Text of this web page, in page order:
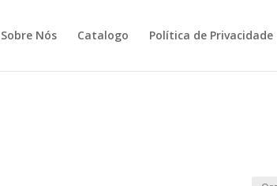
Sobre Nós Catalogo Política de Privacidade